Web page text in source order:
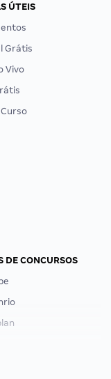
ÚTEIS
Grátis
Vivo
DE CONCURSOS